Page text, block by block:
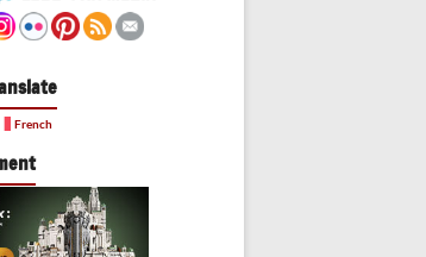
French